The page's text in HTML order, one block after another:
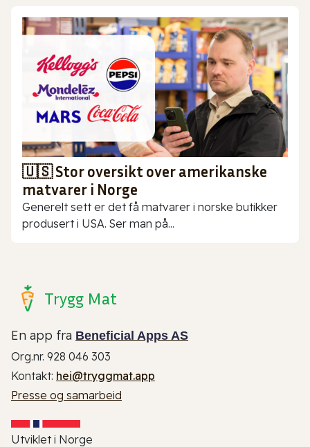
🇺🇸 Stor oversikt over amerikanske
matvarer i Norge
Generelt sett er det få matvarer i norske butikker
produsert i USA. Ser man på...
Trygg Mat
En app fra Beneficial Apps AS
Org.nr. 928 046 303
Kontakt: hei@tryggmat.app
Presse og samarbeid
Utviklet i Norge